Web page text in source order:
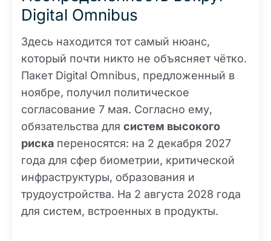
Digital Omnibus
Здесь находится тот самый нюанс,
который почти никто не объясняет чётко.
Пакет Digital Omnibus, предложенный в
ноябре, получил политическое
согласование 7 мая. Согласно ему,
обязательства для систем высокого
риска переносятся: на 2 декабря 2027
года для сфер биометрии, критической
инфраструктуры, образования и
трудоустройства. На 2 августа 2028 года
для систем, встроенных в продукты.